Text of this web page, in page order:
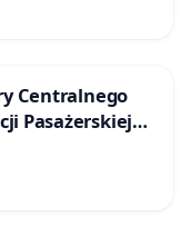
Centralnego
Pasażerskiej